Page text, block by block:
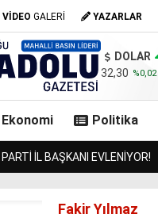
VİDEO GALERİ YAZARLAR
DOLAR
32,30 %0,02
Ekonomi Politika
Fakir Yılmaz